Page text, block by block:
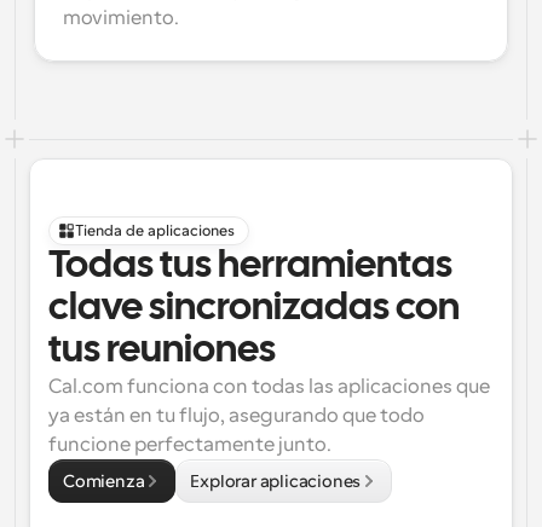
movimiento.
Tienda de aplicaciones
Todas tus herramientas
clave sincronizadas con
tus reuniones
Cal.com funciona con todas las aplicaciones que
ya están en tu flujo, asegurando que todo
funcione perfectamente junto.
Comienza Explorar aplicaciones